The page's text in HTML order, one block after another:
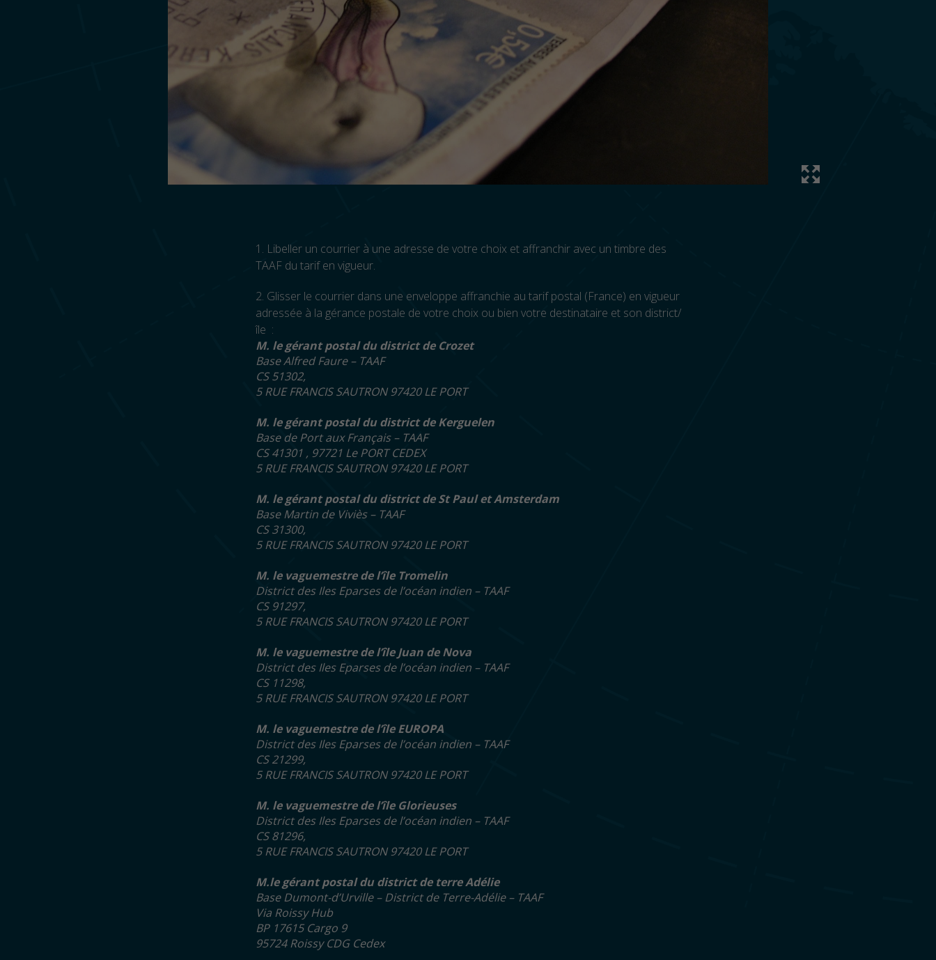
1. Libeller un courrier à une adresse de votre choix et affranchir avec un timbre des
TAAF du tarif en vigueur.
2. Glisser le courrier dans une enveloppe affranchie au tarif postal (France) en vigueur
adressée à la gérance postale de votre choix ou bien votre destinataire et son district/
île :
M. le gérant postal du district de Crozet
Base Alfred Faure – TAAF
CS 51302,
5 RUE FRANCIS SAUTRON 97420 LE PORT
M. le gérant postal du district de Kerguelen
Base de Port aux Français – TAAF
CS 41301 , 97721 Le PORT CEDEX
5 RUE FRANCIS SAUTRON 97420 LE PORT
M. le gérant postal du district de St Paul et Amsterdam
Base Martin de Viviès – TAAF
CS 31300,
5 RUE FRANCIS SAUTRON 97420 LE PORT
M. le vaguemestre de l’île Tromelin
District des Iles Eparses de l’océan indien – TAAF
CS 91297,
5 RUE FRANCIS SAUTRON 97420 LE PORT
M. le vaguemestre de l’île Juan de Nova
District des Iles Eparses de l’océan indien – TAAF
CS 11298,
5 RUE FRANCIS SAUTRON 97420 LE PORT
M. le vaguemestre de l’île EUROPA
District des Iles Eparses de l’océan indien – TAAF
CS 21299,
5 RUE FRANCIS SAUTRON 97420 LE PORT
M. le vaguemestre de l’île Glorieuses
District des Iles Eparses de l’océan indien – TAAF
CS 81296,
5 RUE FRANCIS SAUTRON 97420 LE PORT
M.le gérant postal du district de terre Adélie
Base Dumont-d’Urville – District de Terre-Adélie – TAAF
Via Roissy Hub
BP 17615 Cargo 9
95724 Roissy CDG Cedex